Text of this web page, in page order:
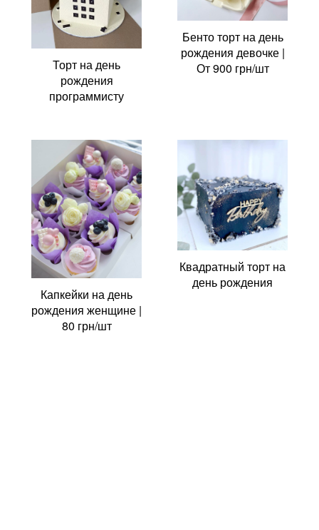
Торт на день
рождения
программисту
Бенто торт на день
рождения девочке |
От 900 грн/шт
Капкейки на день
рождения женщине |
80 грн/шт
Квадратный торт на
день рождения